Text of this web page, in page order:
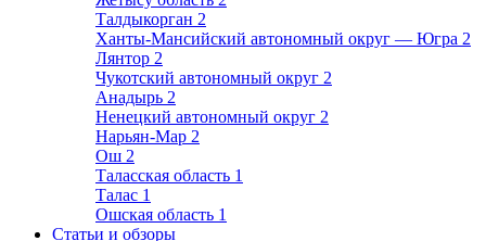
Талдыкорган 2
Ханты-Мансийский автономный округ — Югра 2
Лянтор 2
Чукотский автономный округ 2
Анадырь 2
Ненецкий автономный округ 2
Нарьян-Мар 2
Ош 2
Таласская область 1
Талас 1
Ошская область 1
Статьи и обзоры